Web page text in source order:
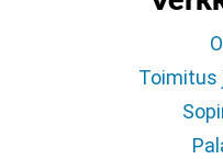
Toimitus